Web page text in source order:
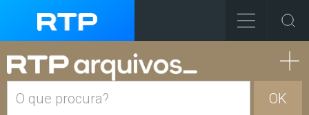
OK